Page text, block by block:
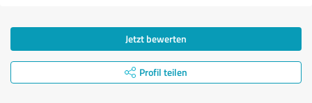
Jetzt bewerten
Profil teilen